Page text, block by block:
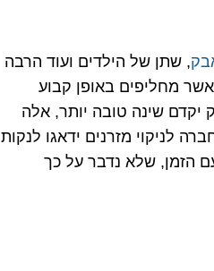
, שתן של הילדים ועוד הרבה
מחליפים באופן קבוע
יקדם שינה טובה יותר, אלה
לניקוי מזרנים ידאגו לנקות
הזמן, שלא נדבר על כך